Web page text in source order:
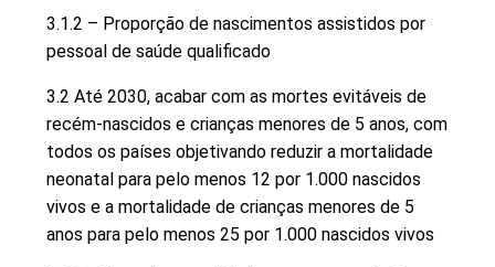
3.1.2 – Proporção de nascimentos assistidos por
pessoal de saúde qualificado
3.2 Até 2030, acabar com as mortes evitáveis de
recém-nascidos e crianças menores de 5 anos, com
todos os países objetivando reduzir a mortalidade
neonatal para pelo menos 12 por 1.000 nascidos
vivos e a mortalidade de crianças menores de 5
anos para pelo menos 25 por 1.000 nascidos vivos